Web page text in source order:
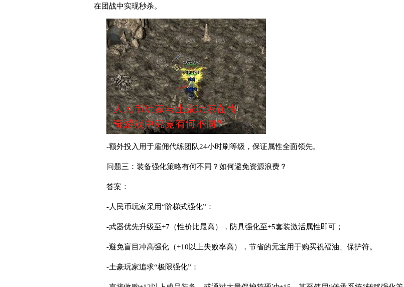
在团战中实现秒杀。
-额外投入用于雇佣代练团队24小时刷等级，保证属性全面领先。
问题三：装备强化策略有何不同？如何避免资源浪费？
答案：
-人民币玩家采用“阶梯式强化”：
-武器优先升级至+7（性价比最高），防具强化至+5套装激活属性即可；
-避免盲目冲高强化（+10以上失败率高），节省的元宝用于购买祝福油、保护符。
-土豪玩家追求“极限强化”：